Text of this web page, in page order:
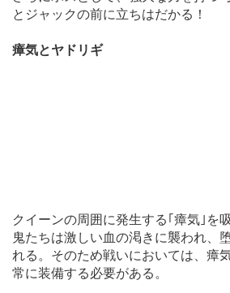
とジャックの前に立ちはだかる！
瘴気とヤドリギ
クイーンの周囲に発生する｢瘴気｣を
鬼たちは激しい血の渇きに襲われ、
れる。そのため戦いにおいては、瘴
常に装備する必要がある。